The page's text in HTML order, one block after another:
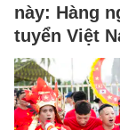
này: Hàng
tuyển Việt